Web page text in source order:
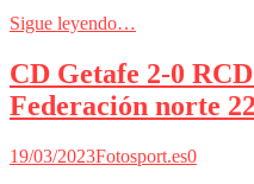
Sigue leyendo…
CD Getafe 2-0
Federación norte
19/03/2023Fotosport.es0